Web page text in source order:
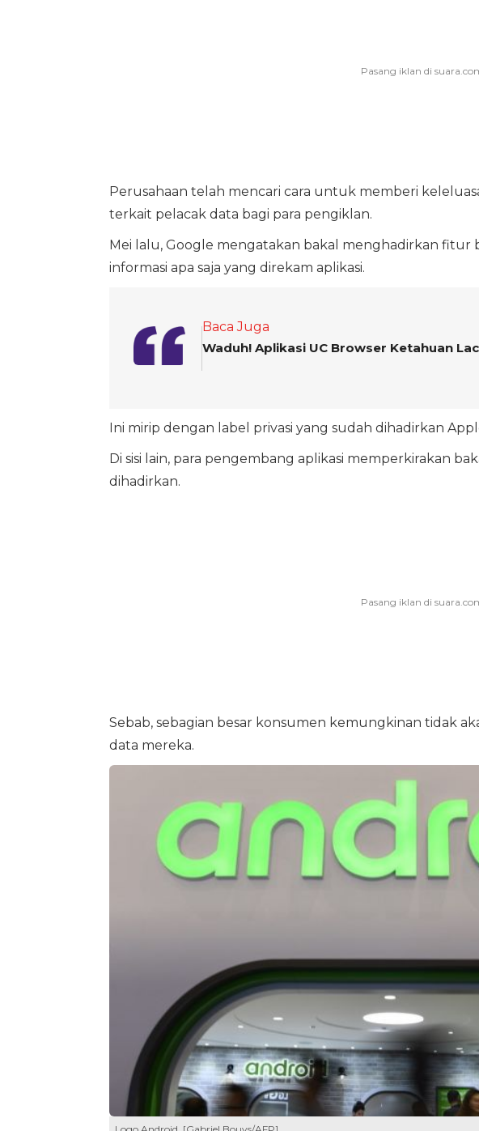
Perusahaan telah mencari cara untuk memberi
terkait pelacak data bagi para pengiklan.
Mei lalu, Google mengatakan bakal menghadirkan
informasi apa saja yang direkam aplikasi.
Baca Juga
Waduh! Aplikasi UC Browser Ketahuan
Ini mirip dengan label privasi yang sudah dihadirkan
Di sisi lain, para pengembang aplikasi memperkirakan
dihadirkan.
Sebab, sebagian besar konsumen kemungkinan tidak
data mereka.